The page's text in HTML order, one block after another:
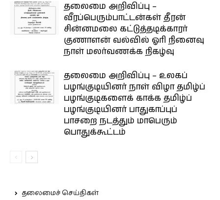
தலைமை அறிவிப்பு –
வீரப்பெரும்பாட்டன்கள் தீரன்
சின்னமலை கட்டுத்தடிக்காரர்
குணாளன் வல்வில் ஓரி நினைவு
நாள் மலர்வணக்க நிகழ்வு
தலைமை அறிவிப்பு – உலகப்
பழங்குடியினர் நாள் விழா தமிழ்ப்
பழங்குடிகளைக் காக்க தமிழ்ப்
பழங்குடியினர் பாதுகாப்புப்
பாசறை நடத்தும் மாபெரும்
பொதுக்கூட்டம்
தலைமைச் செய்திகள்